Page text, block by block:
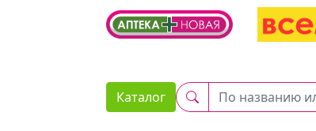
2. Вставьте этот код сразу же после
Каталог